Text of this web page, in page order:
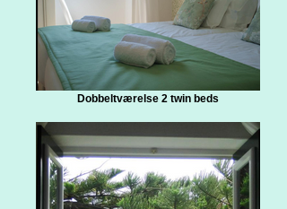
Dobbeltværelse 2 twin beds